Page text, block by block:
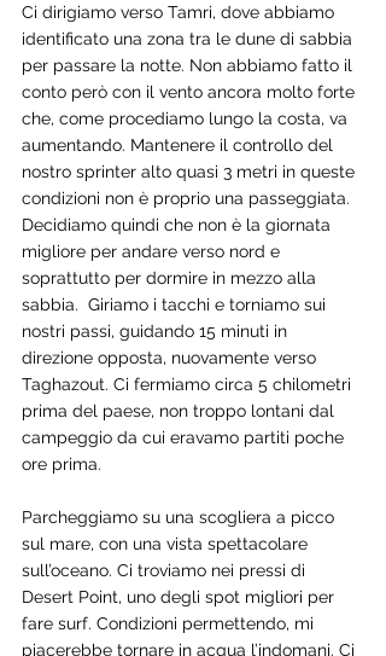
Ci dirigiamo verso Tamri, dove abbiamo
identificato una zona tra le dune di sabbia
per passare la notte. Non abbiamo fatto il
conto però con il vento ancora molto forte
che, come procediamo lungo la costa, va
aumentando. Mantenere il controllo del
nostro sprinter alto quasi 3 metri in queste
condizioni non è proprio una passeggiata.
Decidiamo quindi che non è la giornata
migliore per andare verso nord e
soprattutto per dormire in mezzo alla
sabbia.  Giriamo i tacchi e torniamo sui
nostri passi, guidando 15 minuti in
direzione opposta, nuovamente verso
Taghazout. Ci fermiamo circa 5 chilometri
prima del paese, non troppo lontani dal
campeggio da cui eravamo partiti poche
ore prima.
Parcheggiamo su una scogliera a picco
sul mare, con una vista spettacolare
sull’oceano. Ci troviamo nei pressi di
Desert Point, uno degli spot migliori per
fare surf. Condizioni permettendo, mi
piacerebbe tornare in acqua l’indomani. Ci